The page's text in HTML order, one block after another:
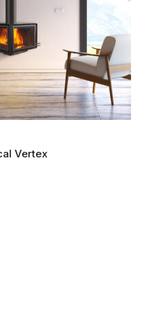
Vertex